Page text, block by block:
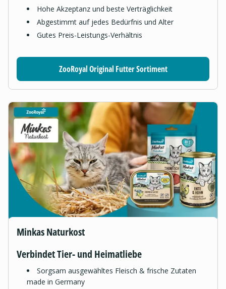
Hohe Akzeptanz und beste Verträglichkeit
Abgestimmt auf jedes Bedürfnis und Alter
Gutes Preis-Leistungs-Verhältnis
ZooRoyal Original Futter Sortiment
Minkas Naturkost
Verbindet Tier- und Heimatliebe
Sorgsam ausgewähltes Fleisch & frische Zutaten
made in Germany